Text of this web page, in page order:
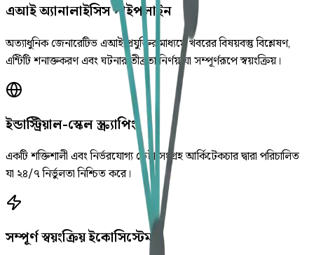
এআই অ্যানালাইসিস পাইপলাইন
অত্যাধুনিক জেনারেটিভ এআই প্রযুক্তির মাধ্যমে খবরের বিষয়বস্তু বিশ্লেষণ,
এন্টিটি শনাক্তকরণ এবং ঘটনার তীব্রতা নির্ণয় যা সম্পূর্ণরূপে স্বয়ংক্রিয়।
ইন্ডাস্ট্রিয়াল-স্কেল স্ক্র্যাপিং
একটি শক্তিশালী এবং নির্ভরযোগ্য ডেটা সংগ্রহ আর্কিটেকচার দ্বারা পরিচালিত
যা ২৪/৭ নির্ভুলতা নিশ্চিত করে।
সম্পূর্ণ স্বয়ংক্রিয় ইকোসিস্টেম